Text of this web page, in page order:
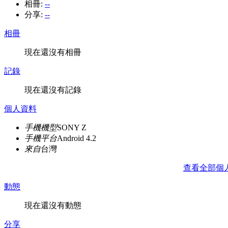
相冊: --
分享: --
相冊
現在還沒有相冊
記錄
現在還沒有記錄
個人資料
手機機型SONY Z
手機平台Android 4.2
來自台灣
查看全部個
動態
現在還沒有動態
分享